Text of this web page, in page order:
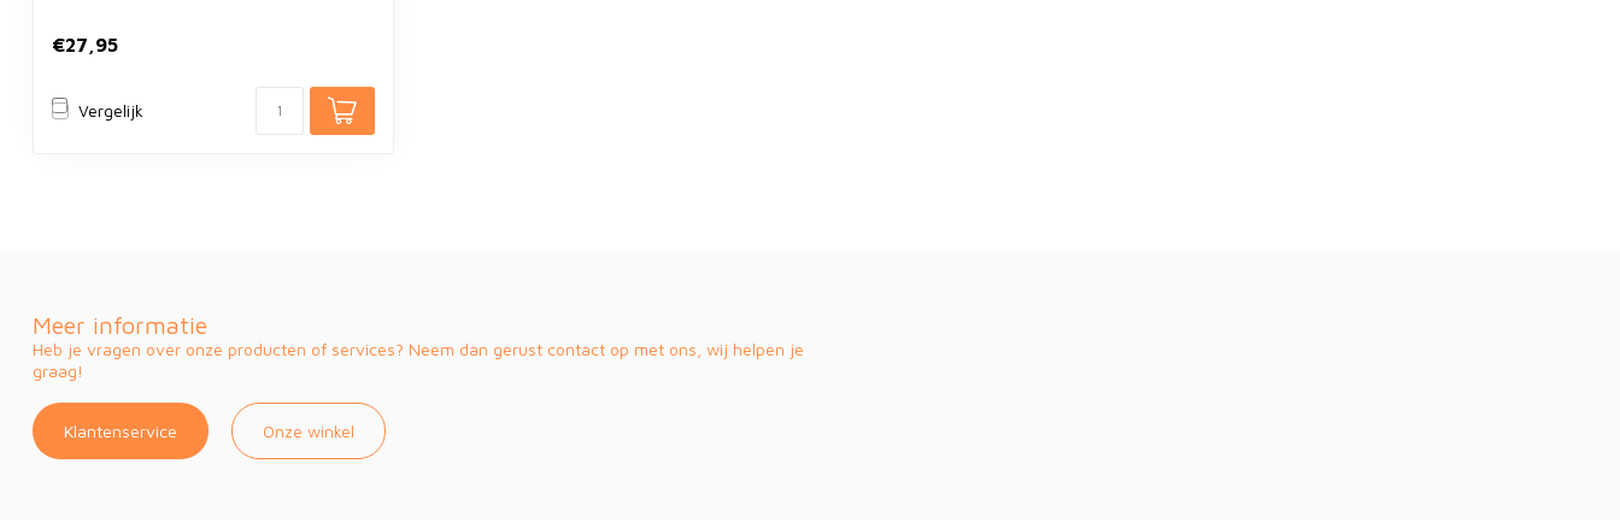
€27,95
Vergelijk
Meer informatie
Heb je vragen over onze producten of services? Neem dan gerust contact op met ons, wij helpen je
graag!
Klantenservice Onze winkel